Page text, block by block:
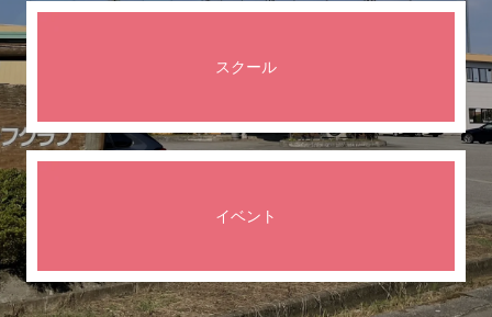
スクール
イベント